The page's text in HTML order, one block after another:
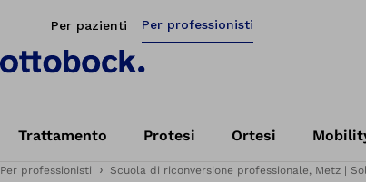
Per pazienti Per professionisti
Trattamento Protesi Ortesi
Per professionisti Scuola di riconversione professionale, Metz |